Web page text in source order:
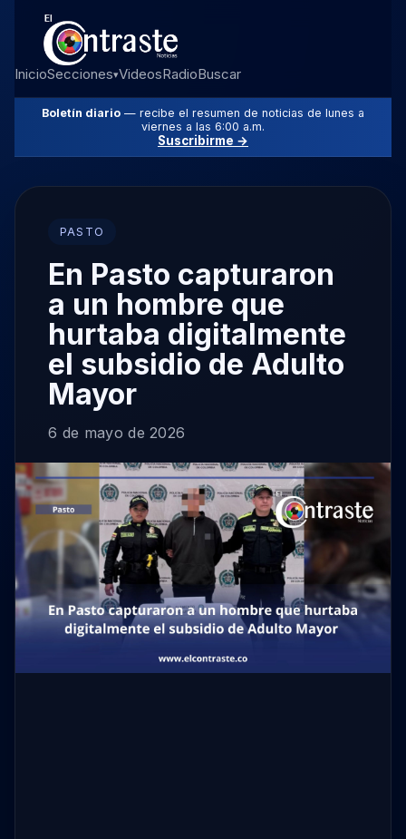
InicioSecciones▾VideosRadioBuscar
Boletín diario — recibe el resumen de noticias de lunes a
viernes a las 6:00 a.m.
Suscribirme →
PASTO
En Pasto capturaron
a un hombre que
hurtaba digitalmente
el subsidio de Adulto
Mayor
6 de mayo de 2026